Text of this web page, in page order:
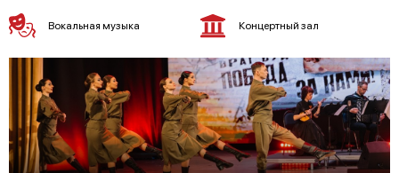
Вокальная музыка Концертный зал